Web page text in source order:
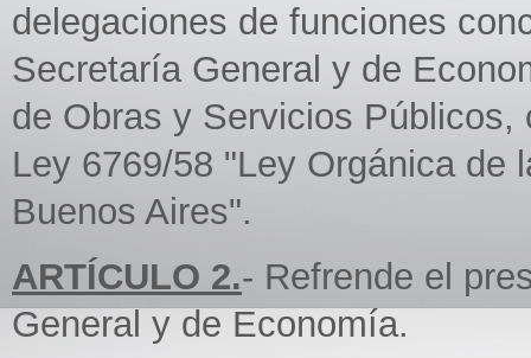
delegaciones de funciones
Secretaría General y de
de Obras y Servicios
Ley 6769/58 "Ley Orgánica de
Buenos Aires".
ARTÍCULO 2.- Refrende el
General y de Economía.